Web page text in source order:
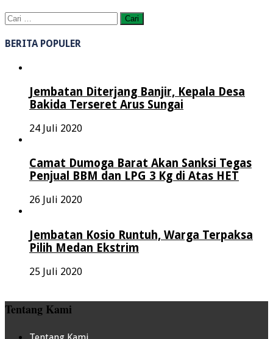
Cari
untuk:
BERITA POPULER
Jembatan Diterjang Banjir, Kepala Desa
Bakida Terseret Arus Sungai
24 Juli 2020
Camat Dumoga Barat Akan Sanksi Tegas
Penjual BBM dan LPG 3 Kg di Atas HET
26 Juli 2020
Jembatan Kosio Runtuh, Warga Terpaksa
Pilih Medan Ekstrim
25 Juli 2020
Tentang Kami